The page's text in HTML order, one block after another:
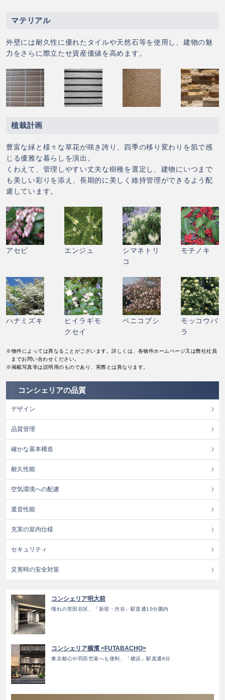
マテリアル
外壁には耐久性に優れたタイルや天然石等を使用し、建物の魅
力をさらに際立たせ資産価値を高めます。
植栽計画
豊富な緑と様々な草花が咲き誇り、四季の移り変わりを肌で感
じる優雅な暮らしを演出。
くわえて、管理しやすい丈夫な樹種を選定し、建物にいつまで
も美しい彩りを添え、長期的に美しく維持管理ができるよう配
慮しています。
アセビ エンジュ
シマネトリ
コ
モチノキ
ハナミズキ
ヒイラギモ
クセイ
ベニコブシ
モッコウバ
ラ
※物件によっては異なることがございます。詳しくは、各物件ホームページ又は弊社社員
までお問い合わせください。
※掲載写真等は説明用のものであり、実際とは異なります。
コンシェリアの品質
デザイン
品質管理
確かな基本構造
耐久性能
空気環境への配慮
遮音性能
充実の室内仕様
セキュリティ
災害時の安全対策
コンシェリア明大前
憧れの世田谷区、「新宿・渋谷」駅直通10分圏内
コンシェリア横濱 <FUTABACHO>
東京都心や羽田空港へも便利、「横浜」駅直通6分